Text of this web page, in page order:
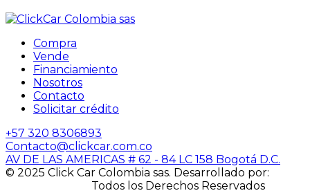
Compra
Vende
Financiamiento
Nosotros
Contacto
Solicitar crédito
+57 320 8306893
Contacto@clickcar.com.co
AV DE LAS AMERICAS # 62 - 84 LC 158 Bogotá D.C.
© 2025 Click Car Colombia sas. Desarrollado por:
Todos los Derechos Reservados